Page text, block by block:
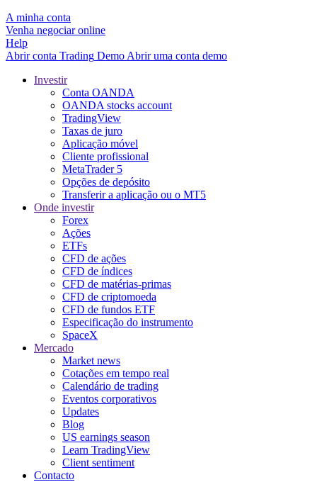
A minha conta
Venha negociar online
Help
Abrir conta Trading Demo Abrir uma conta demo
Investir
Conta OANDA
OANDA stocks account
TradingView
Taxas de juro
Aplicação móvel
Cliente profissional
MetaTrader 5
Opções de depósito
Transferir a aplicação ou o MT5
Onde investir
Forex
Ações
ETFs
CFD de ações
CFD de índices
CFD de matérias-primas
CFD de criptomoeda
CFD de fundos ETF
Especificação do instrumento
SpaceX
Mercado
Market news
Cotações em tempo real
Calendário de trading
Eventos corporativos
Updates
Blog
US earnings season
Learn TradingView
Client sentiment
Contacto